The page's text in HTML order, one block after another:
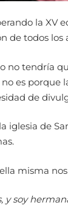
la XV
de todos
no tendría
es
de
iglesia de
misma
y soy